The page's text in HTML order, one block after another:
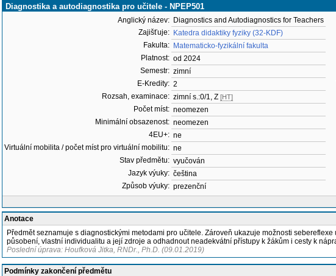
Diagnostika a autodiagnostika pro učitele - NPEP501
Anglický název: Diagnostics and Autodiagnostics for Teachers
Zajišťuje: Katedra didaktiky fyziky (32-KDF)
Fakulta: Matematicko-fyzikální fakulta
Platnost: od 2024
Semestr: zimní
E-Kredity: 2
Rozsah, examinace: zimní s.:0/1, Z [HT]
Počet míst: neomezen
Minimální obsazenost: neomezen
4EU+: ne
Virtuální mobilita / počet míst pro virtuální mobilitu: ne
Stav předmětu: vyučován
Jazyk výuky: čeština
Způsob výuky: prezenční
Anotace
Předmět seznamuje s diagnostickými metodami pro učitele. Zároveň ukazuje možnosti
působení, vlastní individualitu a její zdroje a odhadnout neadekvátní přístupy k žákům i cesty k
Poslední úprava: Houfková Jitka, RNDr., Ph.D. (09.01.2019)
Podmínky zakončení předmětu